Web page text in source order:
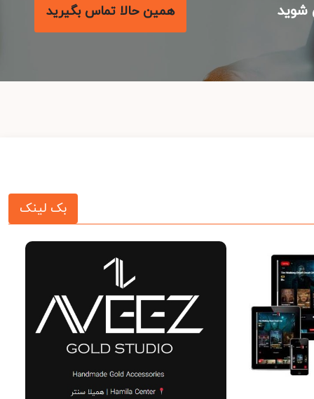
همین حالا تماس بگیرید
بک لینک